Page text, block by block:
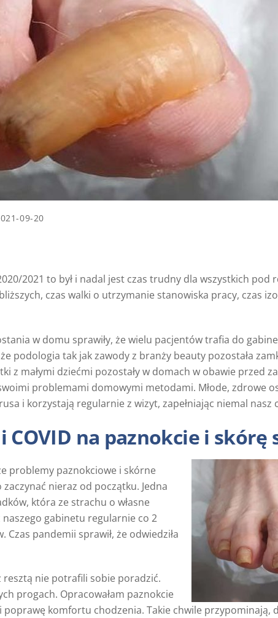
09-20
2021 to był i nadal jest czas trudny dla wszystkich pod
czas walki o utrzymanie stanowiska pracy, czas
w domu sprawiły, że wielu pacjentów trafia do
podologia tak jak zawody z branży beauty pozostała
z małymi dziećmi pozostały w domach w obawie przed
problemami domowymi metodami. Młode, zdrowe
i korzystają regularnie z wizyt, zapełniając niemal nasz
COVID na paznokcie i skórę
problemy paznokciowe i skórne
nieraz od początku. Jedna
która ze strachu o własne
gabinetu regularnie co 2
pandemii sprawił, że odwiedziła
resztą nie potrafili sobie poradzić.
progach. Opracowałam paznokcie
poprawę komfortu chodzenia. Takie chwile przypominają,